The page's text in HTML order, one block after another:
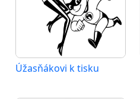
Úžasňákovi k tisku